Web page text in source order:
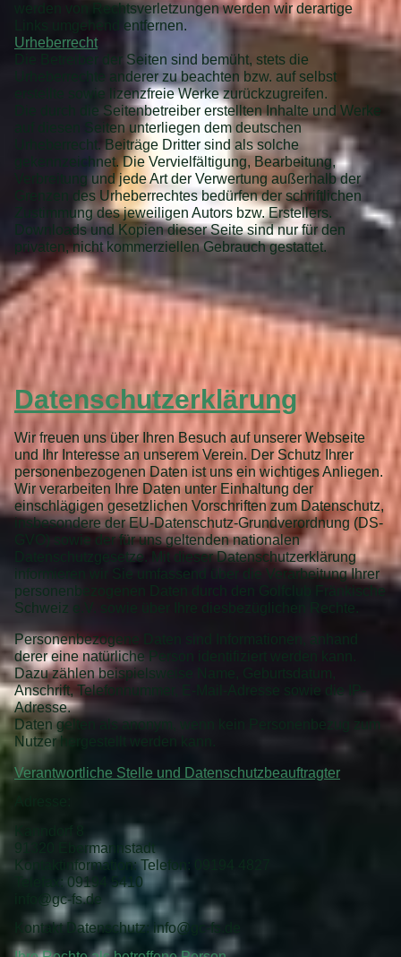
werden von Rechtsverletzungen werden wir derartige
Links umgehend entfernen.
Urheberrecht
Die Betreiber der Seiten sind bemüht, stets die
Urheberrechte anderer zu beachten bzw. auf selbst
erstellte sowie lizenzfreie Werke zurückzugreifen.
Die durch die Seitenbetreiber erstellten Inhalte und Werke
auf diesen Seiten unterliegen dem deutschen
Urheberrecht. Beiträge Dritter sind als solche
gekennzeichnet. Die Vervielfältigung, Bearbeitung,
Verbreitung und jede Art der Verwertung außerhalb der
Grenzen des Urheberrechtes bedürfen der schriftlichen
Zustimmung des jeweiligen Autors bzw. Erstellers.
Downloads und Kopien dieser Seite sind nur für den
privaten, nicht kommerziellen Gebrauch gestattet.
Datenschutzerklärung
Wir freuen uns über Ihren Besuch auf unserer Webseite
und Ihr Interesse an unserem Verein. Der Schutz Ihrer
personenbezogenen Daten ist uns ein wichtiges Anliegen.
Wir verarbeiten Ihre Daten unter Einhaltung der
einschlägigen gesetzlichen Vorschriften zum Datenschutz,
insbesondere der EU-Datenschutz-Grundverordnung (DS-
GVO) sowie der für uns geltenden nationalen
Datenschutzgesetze. Mit dieser Datenschutzerklärung
informieren wir Sie umfassend über die Verarbeitung Ihrer
personenbezogenen Daten durch den Golfclub Fränkische
Schweiz e.V. sowie über Ihre diesbezüglichen Rechte.
Personenbezogene Daten sind Informationen, anhand
derer eine natürliche Person identifiziert werden kann.
Dazu zählen beispielsweise Name, Geburtsdatum,
Anschrift, Telefonnummer, E-Mail-Adresse sowie die IP-
Adresse.
Daten gelten als anonym, wenn kein Personenbezug zum
Nutzer hergestellt werden kann.
Verantwortliche Stelle und Datenschutzbeauftragter
91320 Ebermannstadt
Kontaktinformation: Telefon:
Telefax: 09194 5410
info@gc-fs.de
Kontakt Datenschutz: info@gc-fs.de